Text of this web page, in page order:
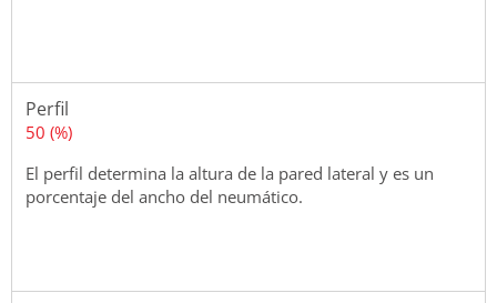
Perfil
50 (%)
El perfil determina la altura de la pared lateral y es un
porcentaje del ancho del neumático.